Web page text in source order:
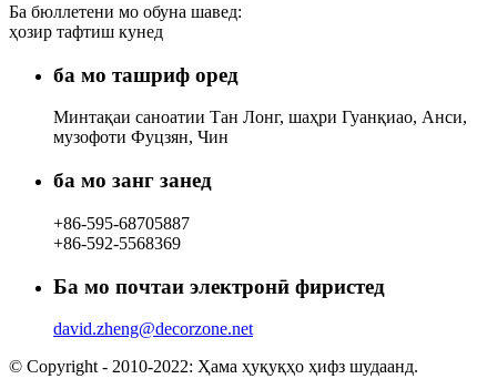
Ба бюллетени мо обуна шавед:
ҳозир тафтиш кунед
ба мо ташриф оред
Минтақаи саноатии Тан Лонг, шаҳри Гуанқиао, Анси,
музофоти Фуцзян, Чин
ба мо занг занед
+86-595-68705887
+86-592-5568369
Ба мо почтаи электронӣ фиристед
david.zheng@decorzone.net
© Copyright - 2010-2022: Ҳама ҳуқуқҳо ҳифз шудаанд.